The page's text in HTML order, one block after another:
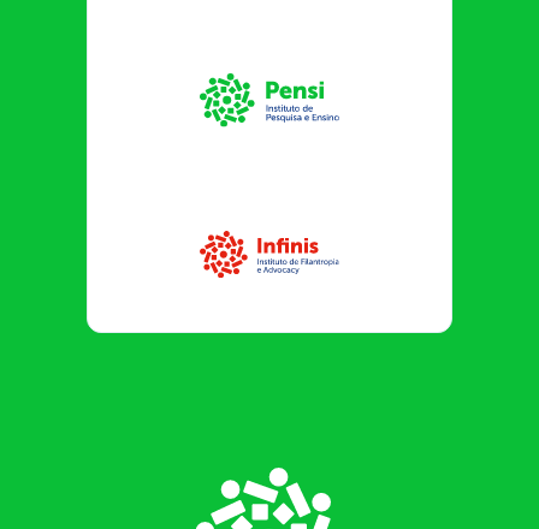
Instituto Pensi
Infinis